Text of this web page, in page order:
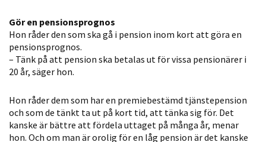
Gör en pensionsprognos
Hon råder den som ska gå i pension inom kort att göra en
pensionsprognos.
– Tänk på att pension ska betalas ut för vissa pensionärer i
20 år, säger hon.
Hon råder dem som har en premiebestämd tjänstepension
och som de tänkt ta ut på kort tid, att tänka sig för. Det
kanske är bättre att fördela uttaget på många år, menar
hon. Och om man är orolig för en låg pension är det kanske